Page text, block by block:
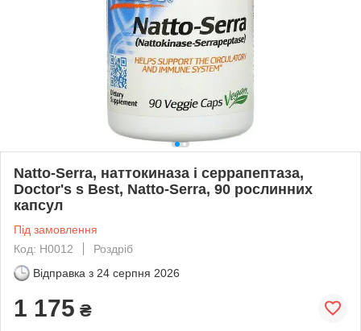
Natto-Serra, наттокиназа і серрапептаза,
Doctor's s Best, Natto-Serra, 90 рослинних
капсул
Під замовлення
Код: H0012
Роздріб
Відправка з 24 серпня 2026
1 175 ₴